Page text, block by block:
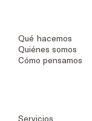
Qué hacemos
Quiénes somos
Cómo pensamos
Servicios